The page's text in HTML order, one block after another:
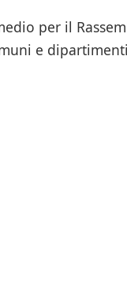
per il
e